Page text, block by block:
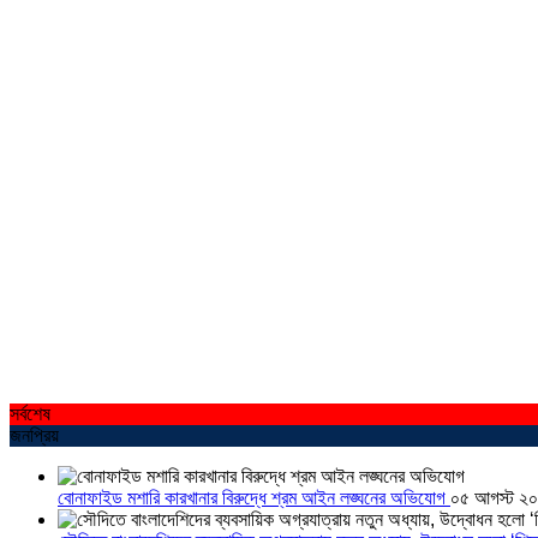
সর্বশেষ
জনপ্রিয়
বোনাফাইড মশারি কারখানার বিরুদ্ধে শ্রম আইন লঙ্ঘনের অভিযোগ ০৫ আগস্ট